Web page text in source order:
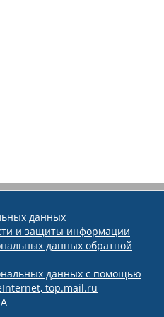
данных
и защиты информации
данных обратной
данных с помощью
top.mail.ru